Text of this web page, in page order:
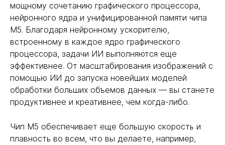
мощному сочетанию графического процессора,
нейронного ядра и унифицированной памяти чипа
M5. Благодаря нейронному ускорителю,
встроенному в каждое ядро графического
процессора, задачи ИИ выполняются еще
эффективнее. От масштабирования изображений с
помощью ИИ до запуска новейших моделей
обработки больших объемов данных — вы станете
продуктивнее и креативнее, чем когда-либо.
Чип M5 обеспечивает еще большую скорость и
плавность во всем, что вы делаете, например,